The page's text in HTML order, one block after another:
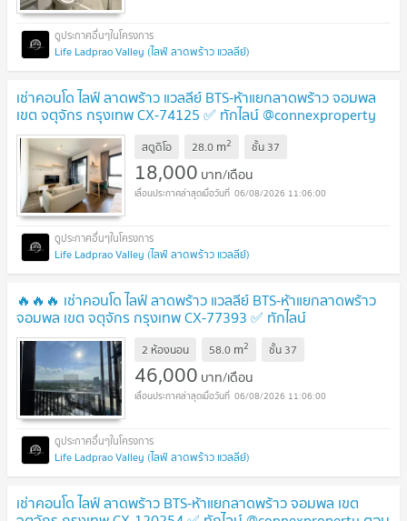
Life Ladprao Valley (ไลฟ์ ลาดพร้าว แวลลีย์)
เช่าคอนโด ไลฟ์ ลาดพร้าว แวลลีย์ BTS-ห้าแยกลาดพร้าว จอมพล
เขต จตุจักร กรุงเทพ CX-74125 ✅ ทักไลน์ @connexproperty
ตอบทันที ทีมงานมืออาชีพ ✅
สตูดิโอ 28.0 m2 ชั้น 37
18,000 บาท/เดือน
06/08/2026 11:06:00
Life Ladprao Valley (ไลฟ์ ลาดพร้าว แวลลีย์)
🔥🔥🔥 เช่าคอนโด ไลฟ์ ลาดพร้าว แวลลีย์ BTS-ห้าแยกลาดพร้าว
จอมพล เขต จตุจักร กรุงเทพ CX-77393 ✅ ทักไลน์
@connexproperty ตอบทันที ทีมงานมืออาชีพ ✅ 🔥🔥🔥
2 ห้องนอน 58.0 m2 ชั้น 37
46,000 บาท/เดือน
06/08/2026 11:06:00
Life Ladprao Valley (ไลฟ์ ลาดพร้าว แวลลีย์)
เช่าคอนโด ไลฟ์ ลาดพร้าว BTS-ห้าแยกลาดพร้าว จอมพล เขต